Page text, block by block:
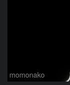
momonako